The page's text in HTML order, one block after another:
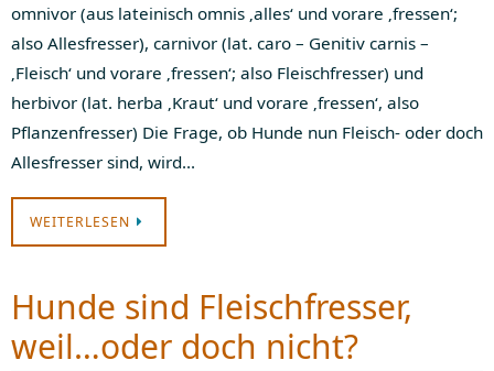
omnivor (aus lateinisch omnis ‚alles‘ und vorare ‚fressen‘;
also Allesfresser), carnivor (lat. caro – Genitiv carnis –
‚Fleisch‘ und vorare ‚fressen‘; also Fleischfresser) und
herbivor (lat. herba ‚Kraut‘ und vorare ‚fressen‘, also
Pflanzenfresser) Die Frage, ob Hunde nun Fleisch- oder doch
Allesfresser sind, wird…
WEITERLESEN
Hunde sind Fleischfresser,
weil…oder doch nicht?